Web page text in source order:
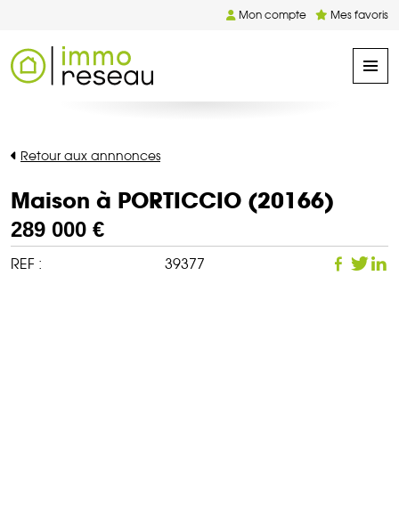
Mon compte Mes favoris
Retour aux annnonces
Maison à PORTICCIO (20166)
289 000 €
REF : 39377